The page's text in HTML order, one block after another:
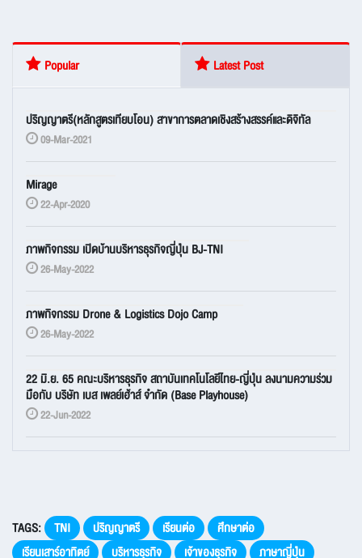
Popular Latest Post
ปริญญาตรี(หลักสูตรเทียบโอน) สาขาการตลาดเชิงสร้างสรรค์และดิจิทัล
09-Mar-2021
Mirage
22-Apr-2020
ภาพกิจกรรม เปิดบ้านบริหารธุรกิจญี่ปุ่น BJ-TNI
26-May-2022
ภาพกิจกรรม Drone & Logistics Dojo Camp
26-May-2022
22 มิ.ย. 65 คณะบริหารธุรกิจ สถาบันเทคโนโลยีไทย-ญี่ปุ่น ลงนามความร่วม
มือกับ บริษัท เบส เพลย์เฮ้าส์ จำกัด (Base Playhouse)
22-Jun-2022
TAGS: TNI ปริญญาตรี เรียนต่อ
ศึกษาต่อ
เรียนเสาร์อาทิตย์
บริหารธุรกิจ เจ้าของธุรกิจ
ภาษาญี่ปุ่น